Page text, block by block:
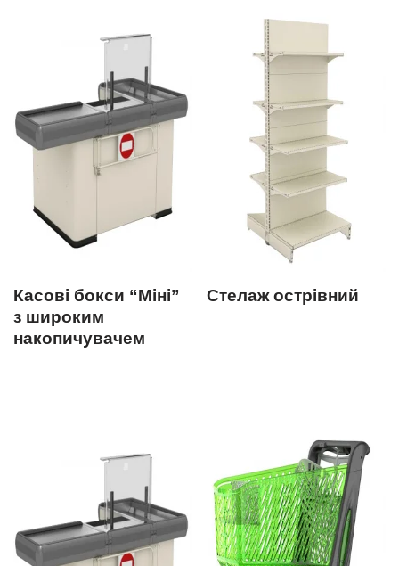
Касові бокси “Міні”
з широким
накопичувачем
Стелаж острівний